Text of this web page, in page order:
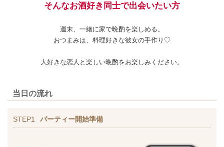
そんなお酒好き同士で出会いたい方
週末、一緒に家で晩酌を楽しめる。
おつまみは、料理好きな彼女の手作り♡
大好きな恋人と楽しい晩酌をお楽しみください。
当日の流れ
STEP1 パーティー開始準備